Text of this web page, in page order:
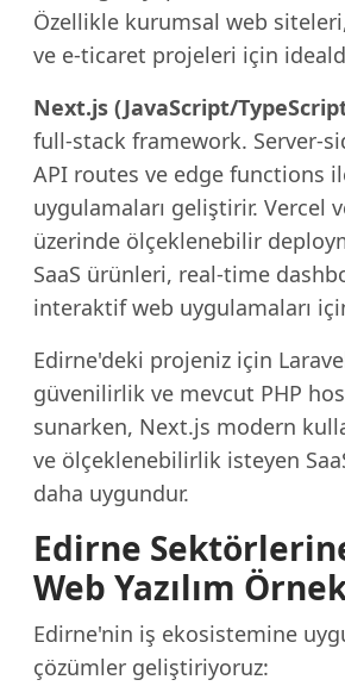
Özellikle kurumsal web
ve e-ticaret projeleri için
Next.js (JavaScript/
full-stack framework. Server-
API routes ve edge functions
uygulamaları geliştirir. Vercel
üzerinde ölçeklenebilir
SaaS ürünleri, real-time
interaktif web uygulamaları
Edirne'deki projeniz için
güvenilirlik ve mevcut PHP
sunarken, Next.js modern
ve ölçeklenebilirlik isteyen
daha uygundur.
Edirne
Web Yazılım
Edirne'nin iş ekosistemine
çözümler geliştiriyoruz: